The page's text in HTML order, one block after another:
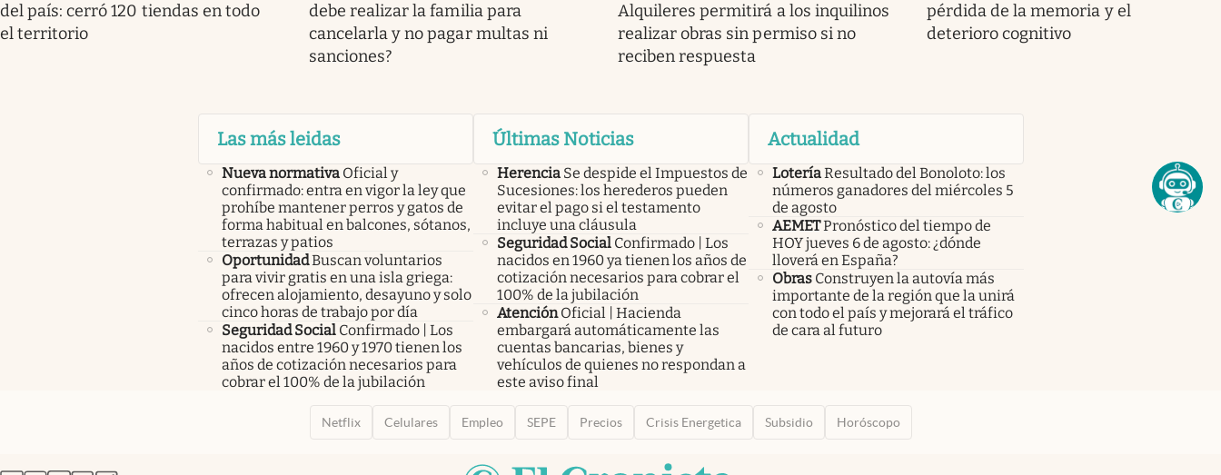
del país: cerró 120 tiendas en todo
el territorio
debe realizar la familia para
cancelarla y no pagar multas ni
sanciones?
Alquileres permitirá a los inquilinos
realizar obras sin permiso si no
reciben respuesta
pérdida de la memoria y el
deterioro cognitivo
Las más leidas
Nueva normativa Oficial y
confirmado: entra en vigor la ley que
prohíbe mantener perros y gatos de
forma habitual en balcones, sótanos,
terrazas y patios
OportunidadBuscan voluntarios
para vivir gratis en una isla griega:
ofrecen alojamiento, desayuno y solo
cinco horas de trabajo por día
Seguridad Social Confirmado | Los
nacidos entre 1960 y 1970 tienen los
años de cotización necesarios para
cobrar el 100% de la jubilación
Últimas Noticias
Herencia Se despide el Impuestos de
Sucesiones: los herederos pueden
evitar el pago si el testamento
incluye una cláusula
Seguridad Social Confirmado | Los
nacidos en 1960 ya tienen los años de
cotización necesarios para cobrar el
100% de la jubilación
Atención Oficial | Hacienda
embargará automáticamente las
cuentas bancarias, bienes y
vehículos de quienes no respondan a
este aviso final
Actualidad
LoteríaResultado del Bonoloto: los
números ganadores del miércoles 5
de agosto
AEMETPronóstico del tiempo de
HOY jueves 6 de agosto: ¿dónde
lloverá en España?
Obras Construyen la autovía más
importante de la región que la unirá
con todo el país y mejorará el tráfico
de cara al futuro
Netflix Celulares Empleo SEPE Precios Crisis Energetica Subsidio Horóscopo